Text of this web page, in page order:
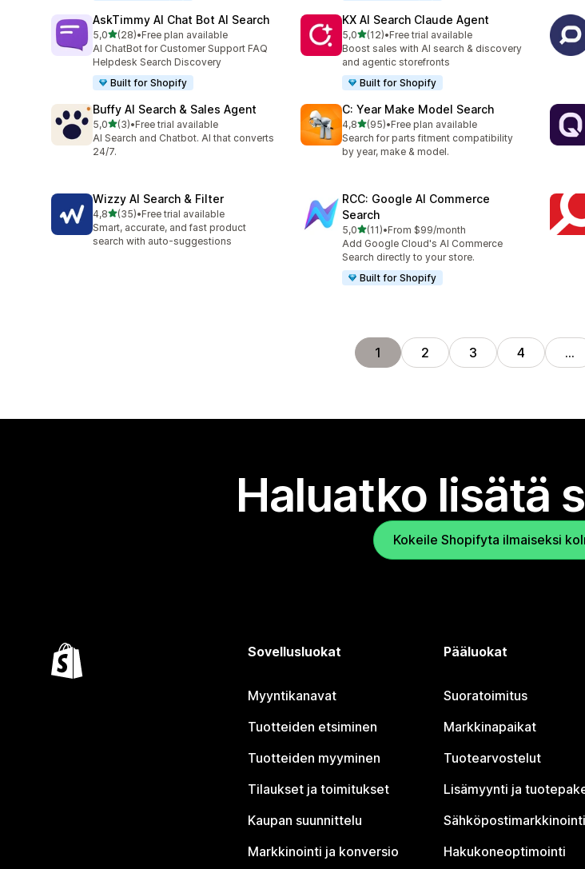
AskTimmy AI Chat Bot AI Search
5,0/ 5 tähteä
(28)
28 arvostelua yhteensä
•Free plan available
AI ChatBot for Customer Support FAQ
Helpdesk Search Discovery
Built for Shopify
KX AI Search Claude Agent
5,0/ 5 tähteä
(12)
12 arvostelua yhteensä
•Free trial available
Boost sales with AI search & discovery
and agentic storefronts
Built for Shopify
Buffy AI Search & Sales Agent
5,0/ 5 tähteä
(3)
3 arvostelua yhteensä
•Free trial available
AI Search and Chatbot. AI that converts
24/7.
C: Year Make Model Search
4,8/ 5 tähteä
(95)
95 arvostelua yhteensä
•Free plan available
Search for parts fitment compatibility
by year, make & model.
Wizzy AI Search & Filter
4,8/ 5 tähteä
(35)
35 arvostelua yhteensä
•Free trial available
Smart, accurate, and fast product
search with auto-suggestions
RCC: Google AI Commerce
Search
5,0/ 5 tähteä
(11)
11 arvostelua yhteensä
•From $99/month
Add Google Cloud's AI Commerce
Search directly to your store.
Built for Shopify
1 2 3 4 …
Haluatko lisätä
Kokeile Shopifyta ilmaiseksi
Sovellusluokat
Myyntikanavat
Tuotteiden etsiminen
Tuotteiden myyminen
Tilaukset ja toimitukset
Kaupan suunnittelu
Markkinointi ja konversio
Pääluokat
Suoratoimitus
Markkinapaikat
Tuotearvostelut
Lisämyynti ja
Sähköpostimarkkinointi
Hakukoneoptimointi